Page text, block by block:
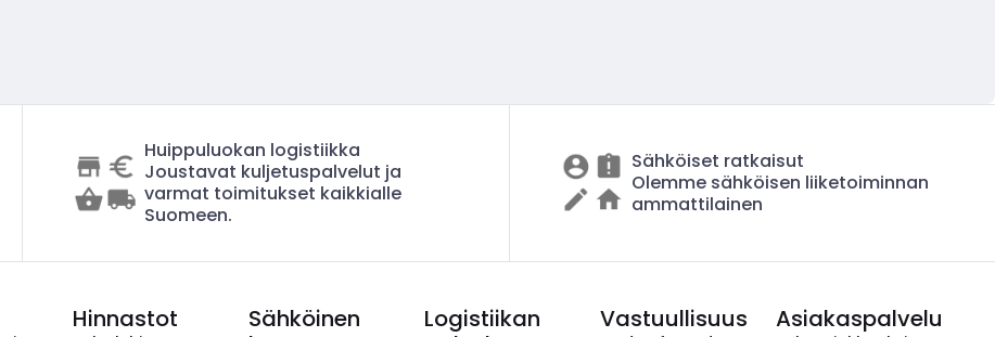
Huippuluokan logistiikka
Joustavat kuljetuspalvelut ja
varmat toimitukset kaikkialle
Suomeen.
Sähköiset ratkaisut
Olemme sähköisen liiketoiminnan
ammattilainen
Hinnastot
Sähköinen
Logistiikan
Vastuullisuus Asiakaspalvelu